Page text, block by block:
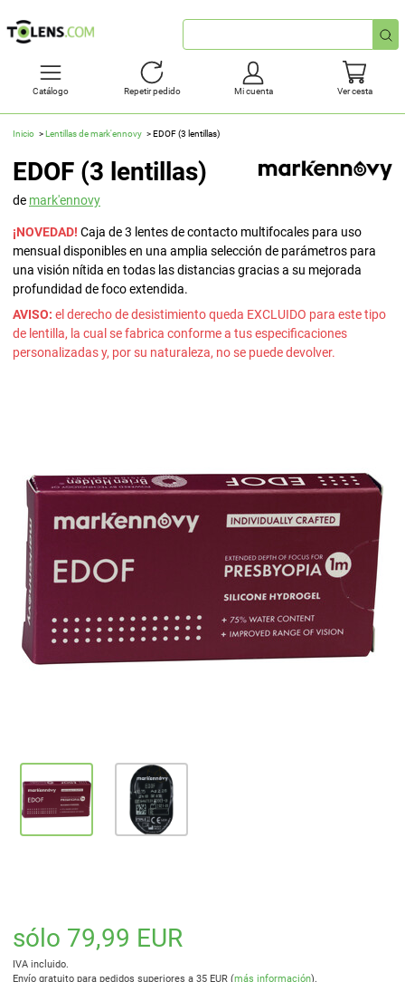
Búsqueda
rápida
Catálogo Repetir pedido Mi cuenta Ver cesta
Inicio Lentillas de mark'ennovy EDOF (3 lentillas)
EDOF (3 lentillas)
de mark'ennovy
¡NOVEDAD! Caja de 3 lentes de contacto multifocales para uso
mensual disponibles en una amplia selección de parámetros para
una visión nítida en todas las distancias gracias a su mejorada
profundidad de foco extendida.
AVISO: el derecho de desistimiento queda EXCLUIDO para este tipo
de lentilla, la cual se fabrica conforme a tus especificaciones
personalizadas y, por su naturaleza, no se puede devolver.
sólo 79,99 EUR
IVA incluido.
Envío gratuito para pedidos superiores a 35 EUR (más información).